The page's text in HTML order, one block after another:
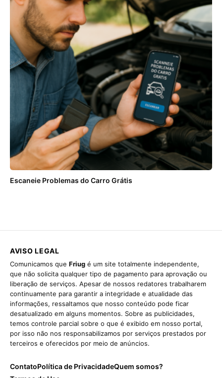
Escaneie Problemas do Carro Grátis
AVISO LEGAL
Comunicamos que Friug é um site totalmente independente,
que não solicita qualquer tipo de pagamento para aprovação ou
liberação de serviços. Apesar de nossos redatores trabalharem
continuamente para garantir a integridade e atualidade das
informações, ressaltamos que nosso conteúdo pode ficar
desatualizado em alguns momentos. Sobre as publicidades,
temos controle parcial sobre o que é exibido em nosso portal,
por isso não nos responsabilizamos por serviços prestados por
terceiros e oferecidos por meio de anúncios.
ContatoPolítica de PrivacidadeQuem somos?